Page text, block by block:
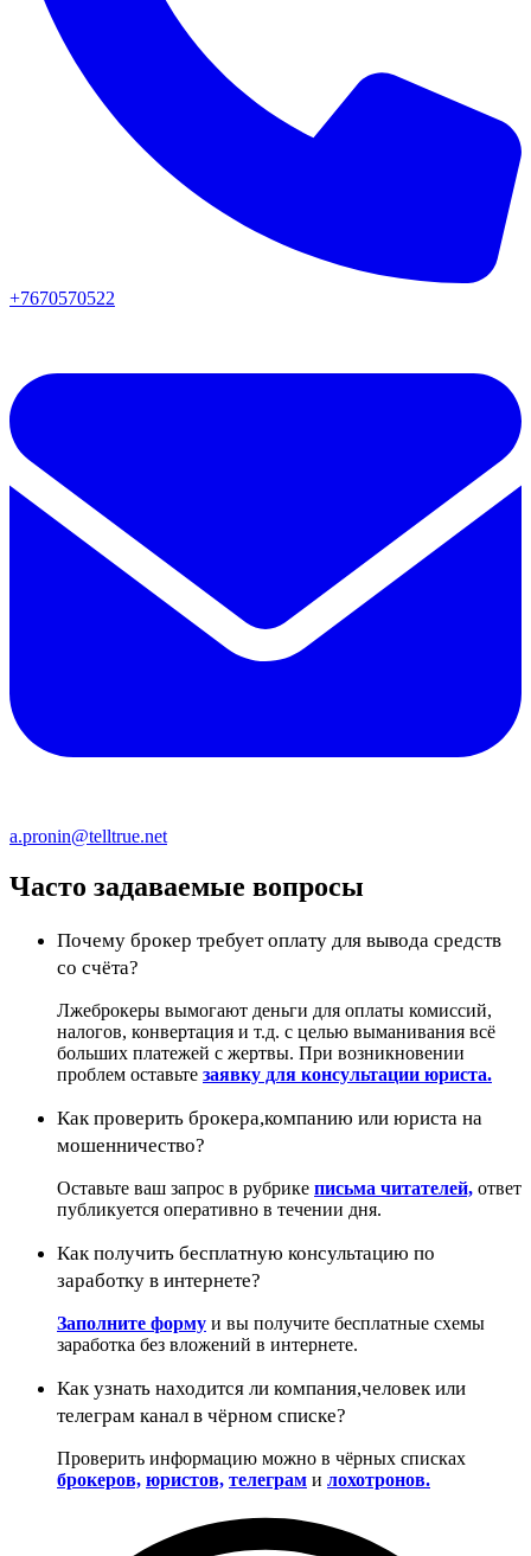
+7670570522
a.pronin@telltrue.net
Часто задаваемые вопросы
Почему брокер требует оплату для вывода средств
со счёта?
Лжеброкеры вымогают деньги для оплаты комиссий,
налогов, конвертация и т.д. с целью выманивания всё
больших платежей с жертвы. При возникновении
проблем оставьте заявку для консультации юриста.
Как проверить брокера,компанию или юриста на
мошенничество?
Оставьте ваш запрос в рубрике письма читателей, ответ
публикуется оперативно в течении дня.
Как получить бесплатную консультацию по
заработку в интернете?
Заполните форму и вы получите бесплатные схемы
заработка без вложений в интернете.
Как узнать находится ли компания,человек или
телеграм канал в чёрном списке?
Проверить информацию можно в чёрных списках
брокеров, юристов, телеграм и лохотронов.